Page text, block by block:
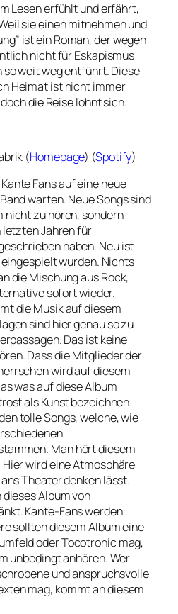
Lesen erfühlt und erfährt,
sie einen mitnehmen und
ist ein Roman, der wegen
nicht für Eskapismus
weit weg entführt. Diese
Heimat ist nicht immer
die Reise lohnt sich.
(Homepage) (Spotify)
Fans auf eine neue
warten. Neue Songs sind
nicht zu hören, sondern
letzten Jahren für
haben. Neu ist
wurden. Nichts
die Mischung aus Rock,
sofort wieder.
die Musik auf diesem
sind hier genau so zu
Das ist keine
Dass die Mitglieder der
wird auf diesem
was auf diese Album
als Kunst bezeichnen.
tolle Songs, welche, wie
Man hört diesem
wird eine Atmosphäre
Theater denken lässt.
Album von
Kante-Fans werden
sollten diesem Album eine
oder Tocotronic mag,
unbedingt anhören. Wer
und anspruchsvolle
mag, kommt an diesem